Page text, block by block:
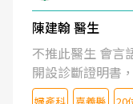
陳建翰 醫生
不推此醫生 會言
開設診斷證明書
婦產科 嘉義縣 20